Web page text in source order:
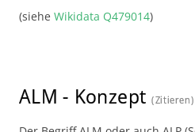
(siehe Wikidata Q479014)
ALM - Konzept (Zitieren)